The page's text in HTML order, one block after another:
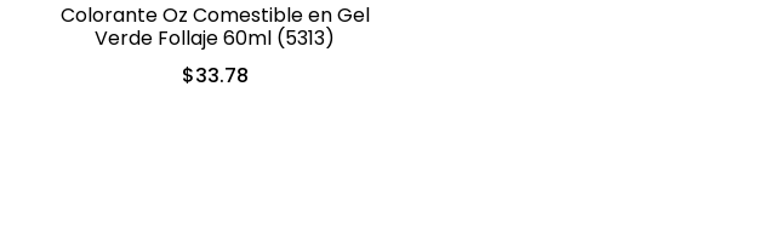
Colorante Oz Comestible en Gel
Verde Follaje 60ml (5313)
$33.78